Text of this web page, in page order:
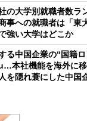
の大学別就職者数ラ
事への就職者は「
強い大学はどこか
る中国企業の“国籍
本社機能を海外に
を隠れ蓑にした中国